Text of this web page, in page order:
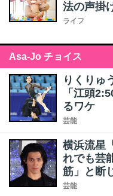
法の声掛
ライフ
Asa-Jo チョイス
りくりゅ
「江頭
るワケ
芸能
横浜流星
れでも芸
筋」と断
芸能